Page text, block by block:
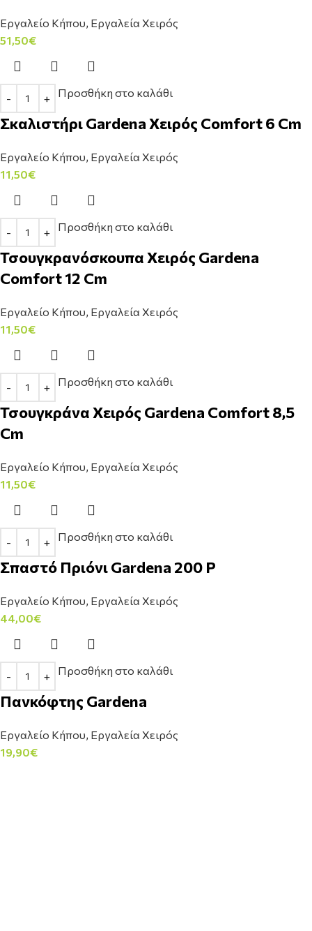
Εργαλείο Κήπου, Εργαλεία Χειρός
51,50€
Προσθήκη στο καλάθι
Σκαλιστήρι Gardena Χειρός Comfort 6 Cm
Εργαλείο Κήπου, Εργαλεία Χειρός
11,50€
Προσθήκη στο καλάθι
Τσουγκρανόσκουπα Χειρός Gardena
Comfort 12 Cm
Εργαλείο Κήπου, Εργαλεία Χειρός
11,50€
Προσθήκη στο καλάθι
Τσουγκράνα Χειρός Gardena Comfort 8,5
Cm
Εργαλείο Κήπου, Εργαλεία Χειρός
11,50€
Προσθήκη στο καλάθι
Σπαστό Πριόνι Gardena 200 P
Εργαλείο Κήπου, Εργαλεία Χειρός
44,00€
Προσθήκη στο καλάθι
Πανκόφτης Gardena
Εργαλείο Κήπου, Εργαλεία Χειρός
19,90€